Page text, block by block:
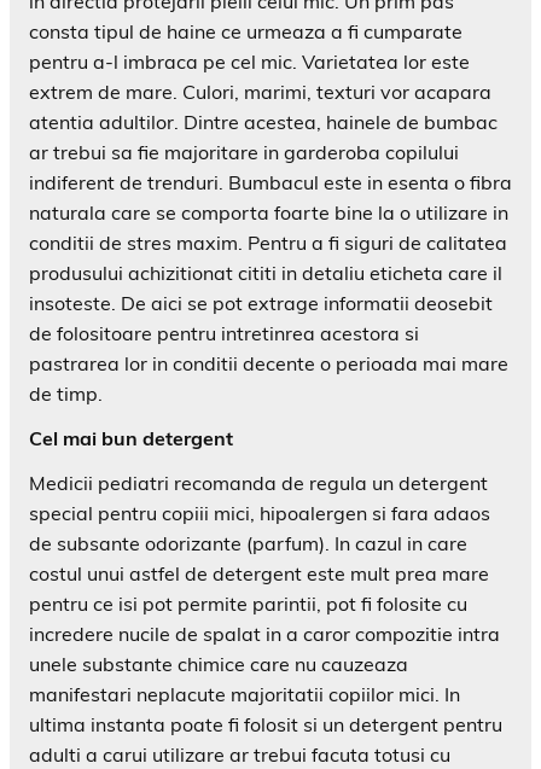
consta tipul de haine ce urmeaza a fi cumparate
pentru a-l imbraca pe cel mic. Varietatea lor este
extrem de mare. Culori, marimi, texturi vor acapara
atentia adultilor. Dintre acestea, hainele de bumbac
ar trebui sa fie majoritare in garderoba copilului
indiferent de trenduri. Bumbacul este in esenta o fibra
naturala care se comporta foarte bine la o utilizare in
conditii de stres maxim. Pentru a fi siguri de calitatea
produsului achizitionat cititi in detaliu eticheta care il
insoteste. De aici se pot extrage informatii deosebit
de folositoare pentru intretinrea acestora si
pastrarea lor in conditii decente o perioada mai mare
de timp.
Cel mai bun detergent
Medicii pediatri recomanda de regula un detergent
special pentru copiii mici, hipoalergen si fara adaos
de subsante odorizante (parfum). In cazul in care
costul unui astfel de detergent este mult prea mare
pentru ce isi pot permite parintii, pot fi folosite cu
incredere nucile de spalat in a caror compozitie intra
unele substante chimice care nu cauzeaza
manifestari neplacute majoritatii copiilor mici. In
ultima instanta poate fi folosit si un detergent pentru
adulti a carui utilizare ar trebui facuta totusi cu